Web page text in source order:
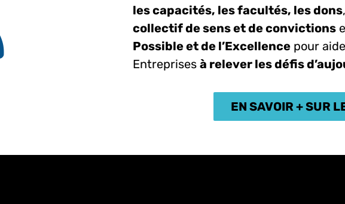
les capacités, les facultés, les dons
collectif de sens et de convictions
Possible et de l’Excellencepour
Entreprises à relever les défis
EN SAVOIR + SUR